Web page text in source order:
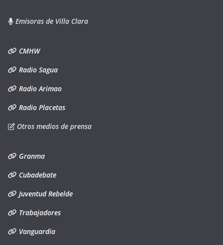
Emisoras de Villa Clara
CMHW
Radio Sagua
Radio Arimao
Radio Placetas
Otros medios de prensa
Granma
Cubadebate
Juventud Rebelde
Trabajadores
Vanguardia